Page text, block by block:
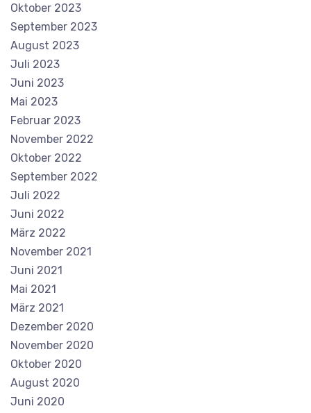
Oktober 2023
September 2023
August 2023
Juli 2023
Juni 2023
Mai 2023
Februar 2023
November 2022
Oktober 2022
September 2022
Juli 2022
Juni 2022
März 2022
November 2021
Juni 2021
Mai 2021
März 2021
Dezember 2020
November 2020
Oktober 2020
August 2020
Juni 2020